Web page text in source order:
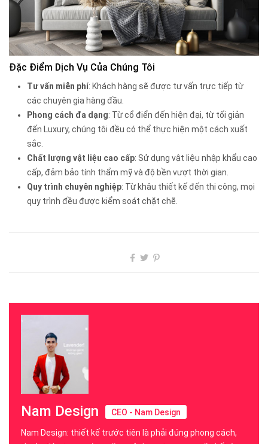
Đặc Điểm Dịch Vụ Của Chúng Tôi
Tư vấn miễn phí: Khách hàng sẽ được tư vấn trực tiếp từ
các chuyên gia hàng đầu.
Phong cách đa dạng: Từ cổ điển đến hiện đại, từ tối giản
đến Luxury, chúng tôi đều có thể thực hiện một cách xuất
sắc.
Chất lượng vật liệu cao cấp: Sử dụng vật liệu nhập khẩu cao
cấp, đảm bảo tính thẩm mỹ và độ bền vượt thời gian.
Quy trình chuyên nghiệp: Từ khâu thiết kế đến thi công, mọi
quy trình đều được kiểm soát chặt chẽ.
Nam Design CEO - Nam Design
Nam Design: thiết kế trước tiên là phải đúng phong cách,